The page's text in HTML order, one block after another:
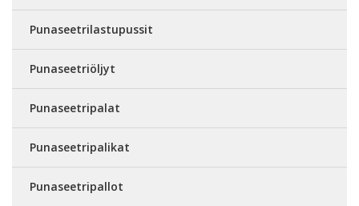
Punaseetrilastupussit
Punaseetriöljyt
Punaseetripalat
Punaseetripalikat
Punaseetripallot